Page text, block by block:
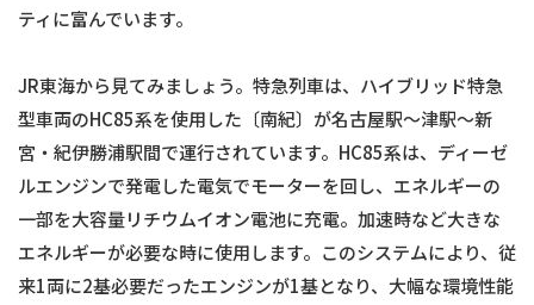
ティに富んでいます。
JR東海から見てみましょう。特急列車は、ハイブリッド特急
型車両のHC85系を使用した〔南紀〕が名古屋駅〜津駅〜新
宮・紀伊勝浦駅間で運行されています。HC85系は、ディーゼ
ルエンジンで発電した電気でモーターを回し、エネルギーの
一部を大容量リチウムイオン電池に充電。加速時など大きな
エネルギーが必要な時に使用します。このシステムにより、従
来1両に2基必要だったエンジンが1基となり、大幅な環境性能